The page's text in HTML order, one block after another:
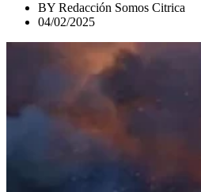
BY Redacción Somos Citrica
04/02/2025